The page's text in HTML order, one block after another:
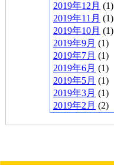
2019年12月 (1)
2019年11月 (1)
2019年10月 (1)
2019年9月 (1)
2019年7月 (1)
2019年6月 (1)
2019年5月 (1)
2019年3月 (1)
2019年2月 (2)